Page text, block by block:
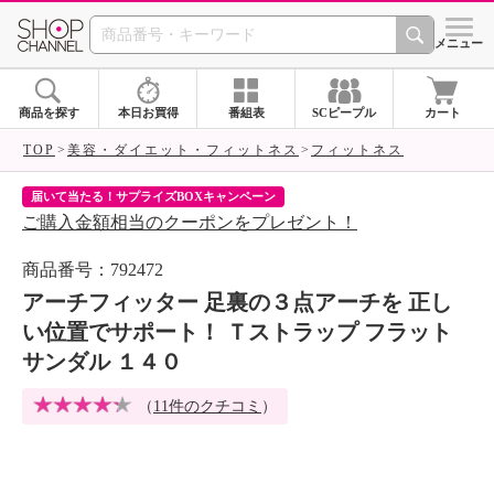
SHOP CHANNEL シメニュー
商品を探す 本日お買得 番組表 SCピープル カート
TOP 美容・ダイエット・フィットネス フィットネス
届いて当たる！サプライズBOXキャンペーン
ご購入金額相当のクーポンをプレゼント！
商品番号：792472
アーチフィッター 足裏の３点アーチを 正し
い位置でサポート！ Ｔストラップ フラット
サンダル １４０
（ 11件のクチコミ ）